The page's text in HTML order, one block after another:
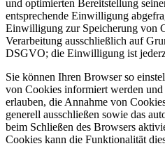
und optimierten Bereitstellung
entsprechende Einwilligung
Einwilligung zur Speicherung von
Verarbeitung ausschließlich auf
DSGVO; die Einwilligung ist
Sie können Ihren Browser so
von Cookies informiert werden
erlauben, die Annahme von
generell ausschließen sowie das
beim Schließen des Browsers
Cookies kann die Funktionalität